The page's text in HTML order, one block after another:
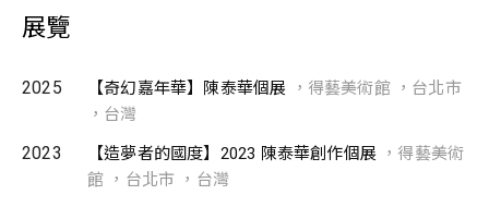
展覽
2025 【奇幻嘉年華】陳泰華個展
，得藝美術館 ，台北市
，台灣
2023 【造夢者的國度】2023 陳泰華創作個展 ，得藝美術
館 ，台北市 ，台灣